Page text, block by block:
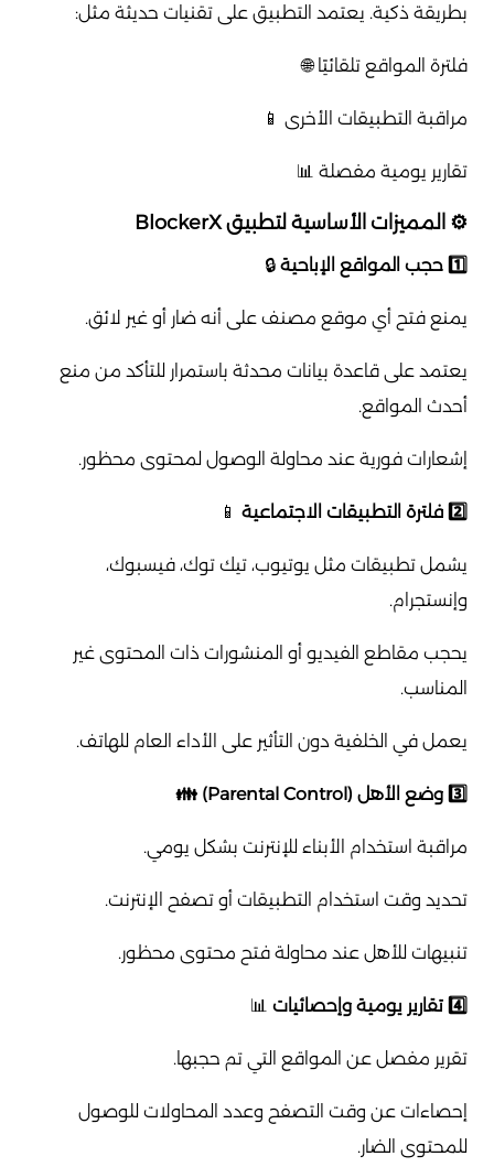
بطريقة ذكية. يعتمد التطبيق على تقنيات حديثة مثل:
فلترة المواقع تلقائيًا 🌐
مراقبة التطبيقات الأخرى 📱
تقارير يومية مفصلة 📊
⚙️ المميزات الأساسية لتطبيق BlockerX
1️⃣ حجب المواقع الإباحية 🔒
يمنع فتح أي موقع مصنف على أنه ضار أو غير لائق.
يعتمد على قاعدة بيانات محدثة باستمرار للتأكد من منع
أحدث المواقع.
إشعارات فورية عند محاولة الوصول لمحتوى محظور.
2️⃣ فلترة التطبيقات الاجتماعية 📱
يشمل تطبيقات مثل يوتيوب، تيك توك، فيسبوك،
وإنستجرام.
يحجب مقاطع الفيديو أو المنشورات ذات المحتوى غير
المناسب.
يعمل في الخلفية دون التأثير على الأداء العام للهاتف.
3️⃣ وضع الأهل (Parental Control) 👪
مراقبة استخدام الأبناء للإنترنت بشكل يومي.
تحديد وقت استخدام التطبيقات أو تصفح الإنترنت.
تنبيهات للأهل عند محاولة فتح محتوى محظور.
4️⃣ تقارير يومية وإحصائيات 📊
تقرير مفصل عن المواقع التي تم حجبها.
إحصاءات عن وقت التصفح وعدد المحاولات للوصول
للمحتوى الضار.